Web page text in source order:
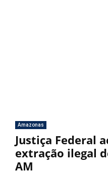
Amazonas
Justiça Federal
extração ilegal
AM